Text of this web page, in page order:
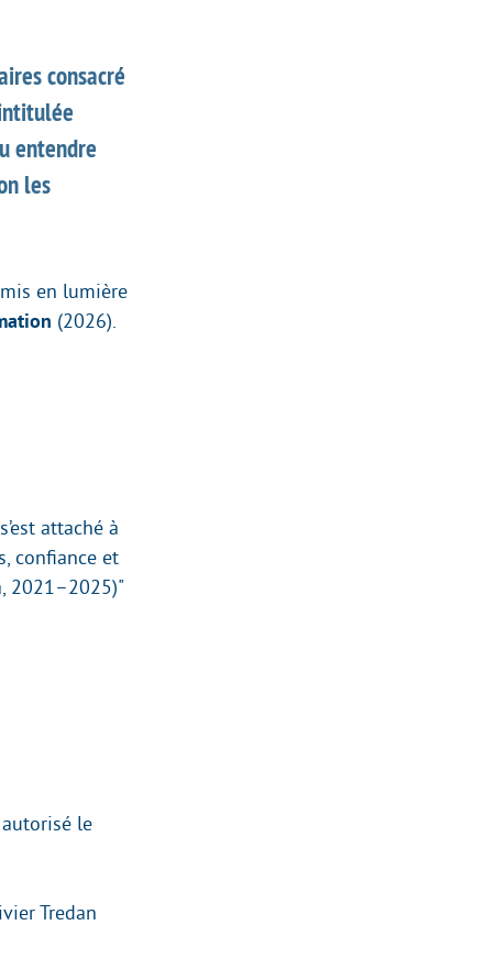
consacré
entendre
les
en lumière
(2026).
attaché à
confiance et
2021–2025)"
autorisé le
Tredan